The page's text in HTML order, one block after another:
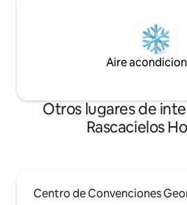
Aire
Otros lugares de
Rascacielos
Centro de Convenciones